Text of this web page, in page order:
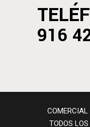
916
TODOS LOS